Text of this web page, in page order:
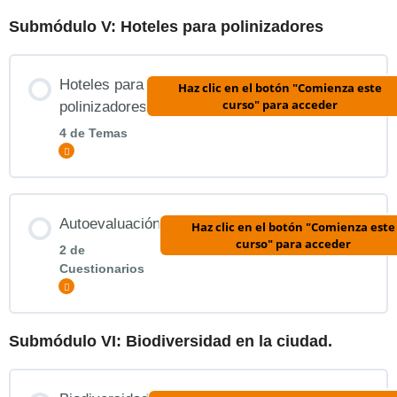
Contenido de la Lección
Evaluación 4
Submódulo V: Hoteles para polinizadores
Hoteles para
polinizadores
4 de Temas
Haz clic en el botón "Comienza este
curso" para acceder
Autoevaluación
2 de
Cuestionarios
Haz clic en el botón "Comienza este
curso" para acceder
Contenido de la Lección
Submódulo VI: Biodiversidad en la ciudad.